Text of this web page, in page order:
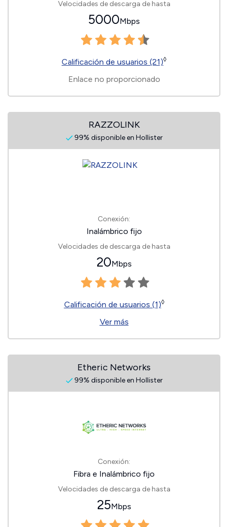
Velocidades de descarga de hasta
5000Mbps
Calificación de usuarios (21)◊
Enlace no proporcionado
RAZZOLINK
99% disponible en Hollister
Conexión:
Inalámbrico fijo
Velocidades de descarga de hasta
20Mbps
Calificación de usuarios (1)◊
Ver más
Etheric Networks
99% disponible en Hollister
Conexión:
Fibra e Inalámbrico fijo
Velocidades de descarga de hasta
25Mbps